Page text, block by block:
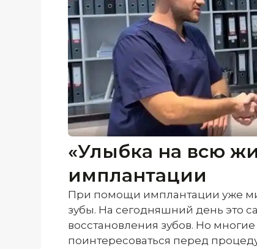
«Улыбка на всю
имплантации
При помощи имплантации уже
зубы. На сегодняшний день это
восстановления зубов. Но
поинтересоваться перед